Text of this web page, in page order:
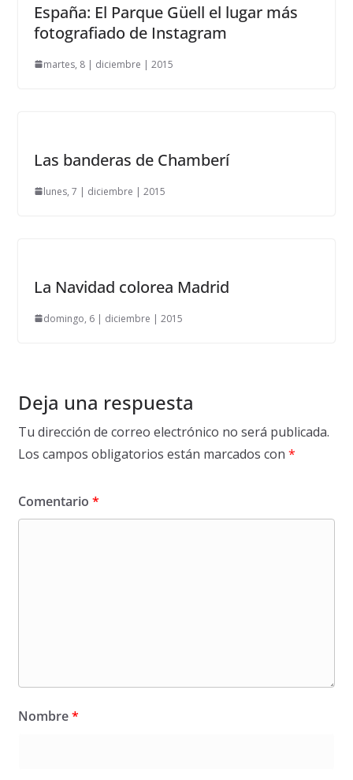
España: El Parque Güell el lugar más
fotografiado de Instagram
martes, 8 | diciembre | 2015
Las banderas de Chamberí
lunes, 7 | diciembre | 2015
La Navidad colorea Madrid
domingo, 6 | diciembre | 2015
Deja una respuesta
Tu dirección de correo electrónico no será publicada.
Los campos obligatorios están marcados con *
Comentario *
Nombre*